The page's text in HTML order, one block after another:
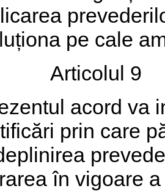
pe cale
Articolul 9
acord va
prin care
în vigoare